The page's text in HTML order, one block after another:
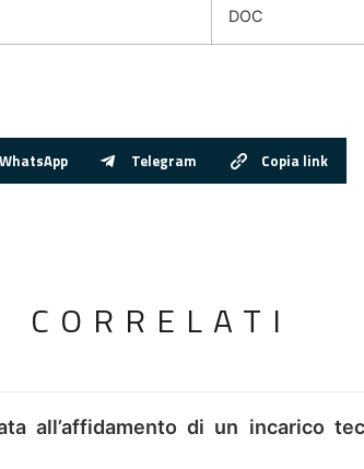
DOC
WhatsApp Telegram Copia link
all’affidamento di un incarico